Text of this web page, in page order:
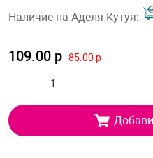
Наличие на Аделя Кутуя:
109.00 р 85.00 р